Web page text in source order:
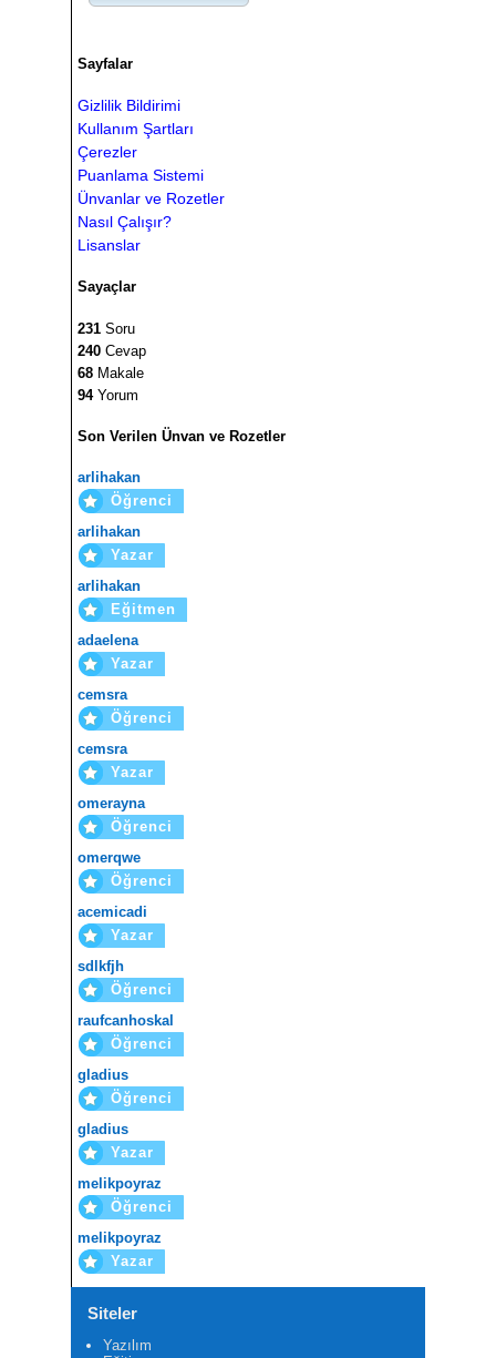
Sayfalar
Gizlilik Bildirimi
Kullanım Şartları
Çerezler
Puanlama Sistemi
Ünvanlar ve Rozetler
Nasıl Çalışır?
Lisanslar
Sayaçlar
231 Soru
240 Cevap
68 Makale
94Yorum
Son Verilen Ünvan ve Rozetler
arlihakan
Öğrenci
arlihakan
Yazar
arlihakan
Eğitmen
adaelena
Yazar
cemsra
Öğrenci
cemsra
Yazar
omerayna
Öğrenci
omerqwe
Öğrenci
acemicadi
Yazar
sdlkfjh
Öğrenci
raufcanhoskal
Öğrenci
gladius
Öğrenci
gladius
Yazar
melikpoyraz
Öğrenci
melikpoyraz
Yazar
Siteler
Yazılım